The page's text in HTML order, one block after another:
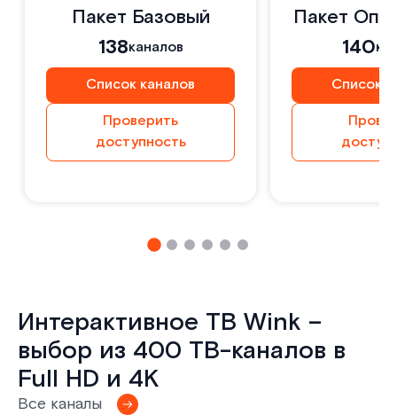
Пакет Базовый
138каналов
Список каналов
Проверить
доступность
Пакет
140
Список
Интерактивное ТВ Wink –
выбор из 400 ТВ-каналов в
Full HD и 4K
Все каналы